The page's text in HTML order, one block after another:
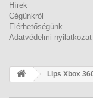
Hírek
Cégünkről
Elérhetőségünk
Adatvédelmi nyilatkozat
Lips Xbox